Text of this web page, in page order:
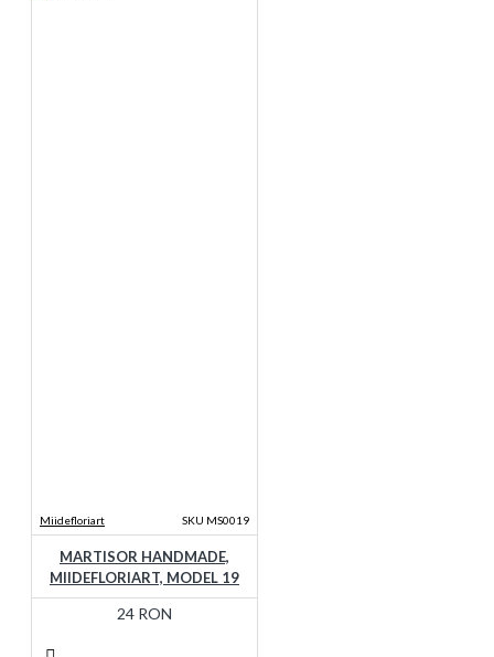
Miidefloriart SKU MS0019
MARTISOR HANDMADE,
MIIDEFLORIART, MODEL 19
24 RON